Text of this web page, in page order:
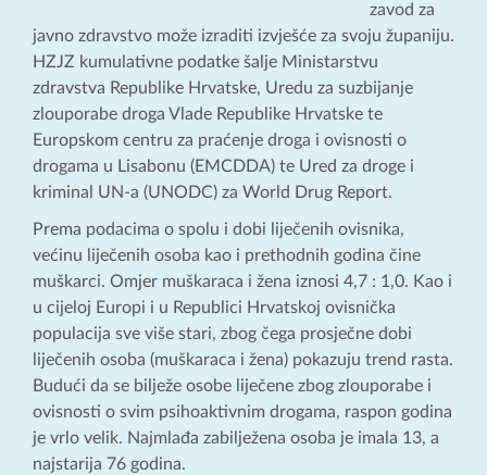
zavod za
javno zdravstvo može izraditi izvješće za svoju županiju.
HZJZ kumulativne podatke šalje Ministarstvu
zdravstva Republike Hrvatske, Uredu za suzbijanje
zlouporabe droga Vlade Republike Hrvatske te
Europskom centru za praćenje droga i ovisnosti o
drogama u Lisabonu (EMCDDA) te Ured za droge i
kriminal UN-a (UNODC) za World Drug Report.
Prema podacima o spolu i dobi liječenih ovisnika,
većinu liječenih osoba kao i prethodnih godina čine
muškarci. Omjer muškaraca i žena iznosi 4,7 : 1,0. Kao i
u cijeloj Europi i u Republici Hrvatskoj ovisnička
populacija sve više stari, zbog čega prosječne dobi
liječenih osoba (muškaraca i žena) pokazuju trend rasta.
Budući da se bilježe osobe liječene zbog zlouporabe i
ovisnosti o svim psihoaktivnim drogama, raspon godina
je vrlo velik. Najmlađa zabilježena osoba je imala 13, a
najstarija 76 godina.